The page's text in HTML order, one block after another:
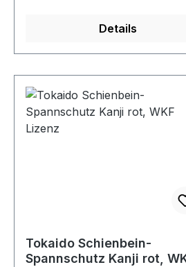
Details
Tokaido Schienbein-
Spannschutz Kanji rot,